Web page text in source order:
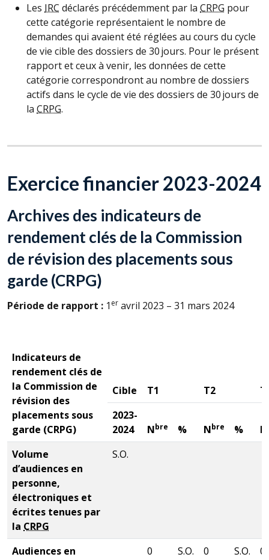
Les IRC déclarés précédemment par la CRPG pour
cette catégorie représentaient le nombre de
demandes qui avaient été réglées au cours du cycle
de vie cible des dossiers de 30 jours. Pour le présent
rapport et ceux à venir, les données de cette
catégorie correspondront au nombre de dossiers
actifs dans le cycle de vie des dossiers de 30 jours de
la CRPG.
Exercice financier 2023-2024
Archives des indicateurs de
rendement clés de la Commission
de révision des placements sous
garde (CRPG)
Période de rapport : 1 er avril 2023 – 31 mars 2024
Indicateurs de
rendement clés de
la Commission de
révision des
placements sous
garde (CRPG)
Cible T1 T2
2023-
2024
Nbre % Nbre % N
Volume
d’audiences en
personne,
électroniques et
écrites tenues par
la CRPG
S.O.
Audiences en
0 S.O. 0 S.O. 0